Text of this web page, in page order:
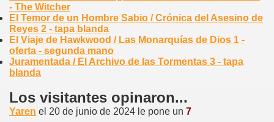
- The Witcher
El Temor de un Hombre Sabio / Crónica del Asesino de
Reyes 2 - tapa blanda
El Viaje de Hawkwood / Las Monarquías de Dios 1 -
oferta - segunda mano
Juramentada / El Archivo de las Tormentas 3 - tapa
blanda
Los visitantes opinaron...
Yaren el 20 de junio de 2024 le pone un 7